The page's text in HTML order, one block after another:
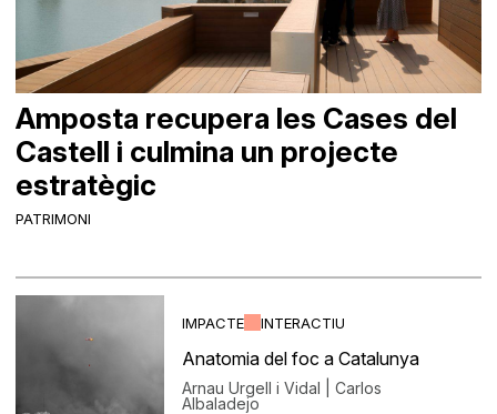
PATRIMONI
Amposta recupera les Cases del
Castell i culmina un projecte
estratègic
IMPACTE INTERACTIU
Anatomia del foc a Catalunya
Arnau Urgell i Vidal | Carlos
Albaladejo